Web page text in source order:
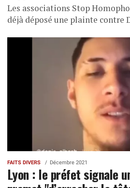
Les associations Stop
déjà déposé une plainte contre
FAITS DIVERS Décembre 2021
Lyon : le préfet signale